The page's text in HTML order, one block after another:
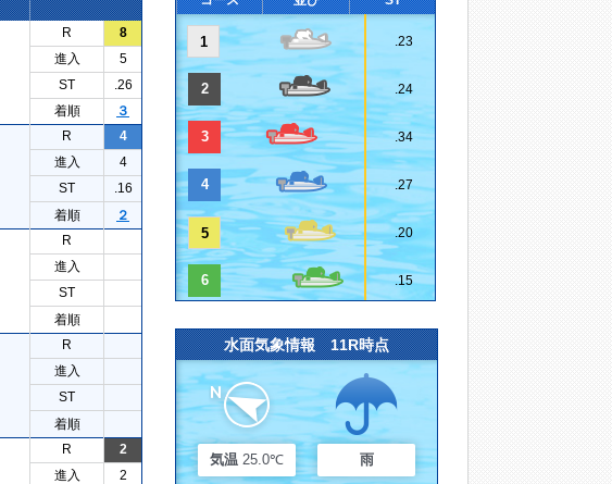
R
8
進入
5
ST
.26
着順
３
R
4
進入
4
ST
.16
着順
２
R
進入
ST
着順
R
進入
ST
着順
R
2
進入
2
1 .23
2 .24
3 .34
4 .27
5 .20
6 .15
水面気象情報 11R時点
気温 25.0℃ 雨